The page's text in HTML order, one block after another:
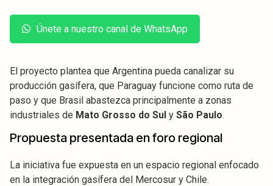
Únete a nuestro canal de WhatsApp
El proyecto plantea que Argentina pueda canalizar su
producción gasífera, que Paraguay funcione como ruta de
paso y que Brasil abastezca principalmente a zonas
industriales de Mato Grosso do Sul y São Paulo.
Propuesta presentada en foro regional
La iniciativa fue expuesta en un espacio regional enfocado
en la integración gasífera del Mercosur y Chile.